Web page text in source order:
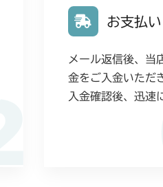
お支払
メール返信後、当
金をご入金いただ
入金確認後、迅速